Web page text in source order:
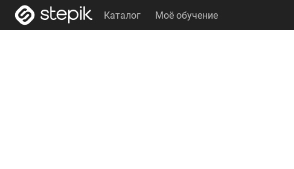
Каталог Моё обучение